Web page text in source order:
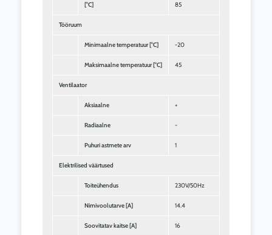
[°C] 85
Tööruum
Minimaalne temperatuur [°C] -20
Maksimaalne temperatuur [°C] 45
Ventilaator
Aksiaalne +
Radiaalne -
Puhuri astmete arv 1
Elektrilised väärtused
Toiteühendus 230V/50Hz
Nimivoolutarve [A] 14.4
Soovitatav kaitse [A] 16